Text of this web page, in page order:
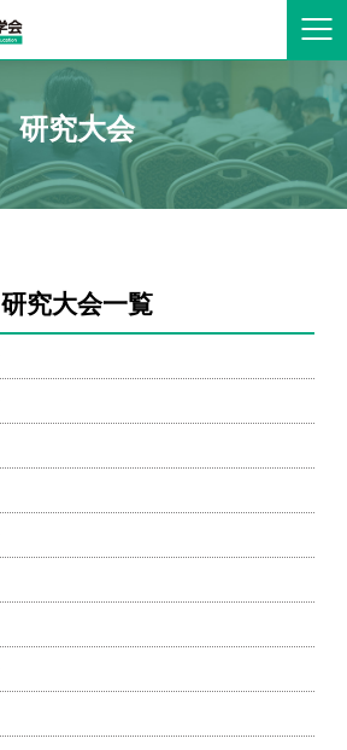
研究大会
研究大会一覧